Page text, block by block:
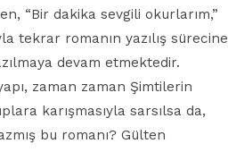
“Bir dakika sevgili okurlarım,”
tekrar romanın yazılış sürecine
devam etmektedir.
zaman zaman Şimtilerin
karışmasıyla sarsılsa da,
bu romanı? Gülten